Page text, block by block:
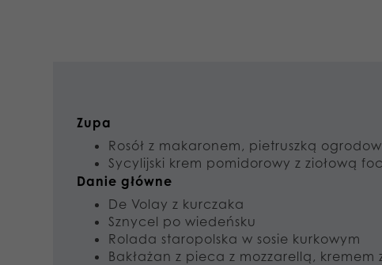
Zupa
Rosół z makaronem, pietruszką
Sycylijski krem pomidorowy z ziołową
Danie główne
De Volay z kurczaka
Sznycel po wiedeńsku
Rolada staropolska w sosie kurkowym
Bakłażan z pieca z mozzarellą,